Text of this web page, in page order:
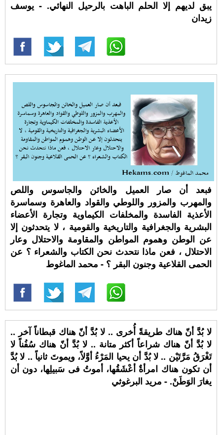
يبق لديهم إلا الحلم الباهت بالرحيل النهائي. - يوسف
زيدان
فبعد أن صار العميل والخائن والجاسوس واللص
والمهرب والمزور واللوطي والقواد والعاهرة وسماسرة
الأعذية الفاسدة والمخلفات الكيماوية وتجارة الأعضاء
البشرية والجغرافية والتاريخية والقومية ، لا يتحدثون إلا
عن الوطن وهموم المواطن والمقاومة والاحتلال وعار
الاحتلال ، فعن ماذا نتحدث نحن الكتاب والشعراء ؟ عن
الحمى القلاعية وجنون البقر ؟ - محمد الماغوط
لا بُدَّ أنّ هناك طريقةً أُخرى .. لا بُدَّ أنّ هناك قبطاناً آخر ..
لا بُدَّ أنّ هناك شراعاً أكثر متانة .. لا بُدَّ أنّ هناك سُفُناً لا
تَغْرَقُ مَرَّتَيْن .. لا بُدَّ أن يحيا المَرْءُ أوَّلاً، ويموتَ ثانياً .. لا بُدَّ
أن تكون هناك امرأةٌ أعْشَقُها، أموتُ فى سَبيلِها، دون أن
يغارَ الوَطَنْ. - مريد البرغوثي